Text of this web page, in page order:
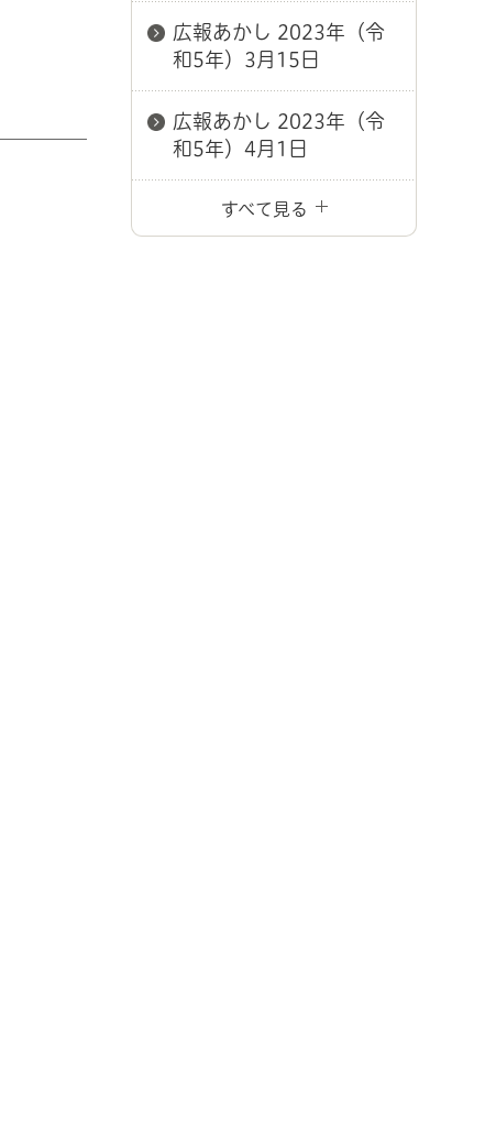
広報あかし 2023年（令
和5年）3月15日
広報あかし 2023年（令
和5年）4月1日
すべて見る